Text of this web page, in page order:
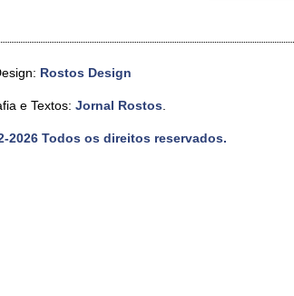
Rostos Design
e Textos: Jornal Rostos
2026 Todos os direitos reservados.